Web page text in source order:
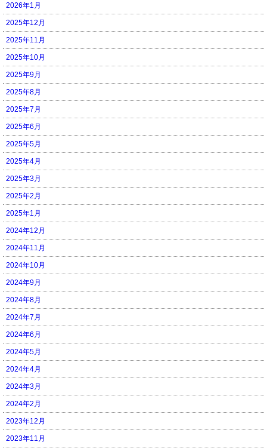
2026年1月
2025年12月
2025年11月
2025年10月
2025年9月
2025年8月
2025年7月
2025年6月
2025年5月
2025年4月
2025年3月
2025年2月
2025年1月
2024年12月
2024年11月
2024年10月
2024年9月
2024年8月
2024年7月
2024年6月
2024年5月
2024年4月
2024年3月
2024年2月
2023年12月
2023年11月